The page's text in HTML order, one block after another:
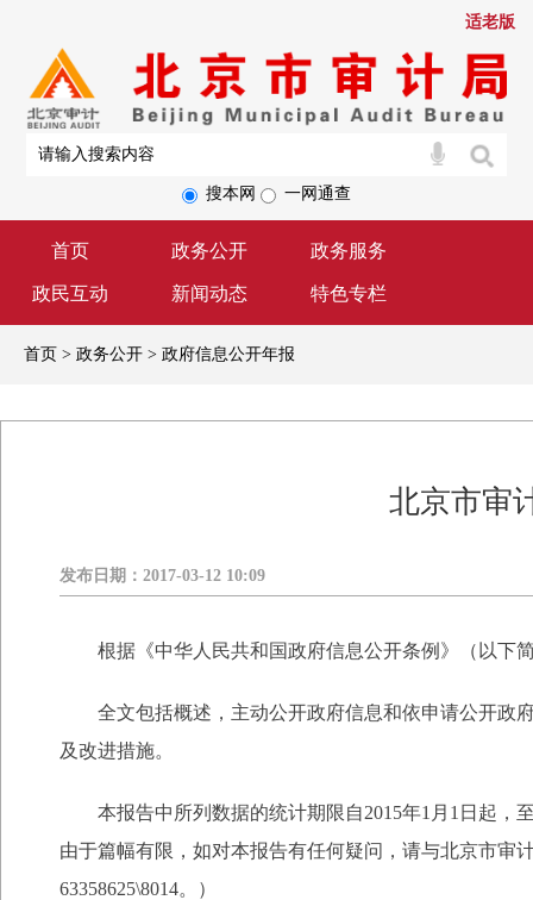
适老版
首页 政务公开 政务服务
政民互动 新闻动态 特色专栏
搜本网 一网通查
首页 > 政务公开 > 政府信息公开年报
北京市审
发布日期： 2017-03-12 10:09
根据《中华人民共和国政府信息公开条例》（以下简
全文包括概述，主动公开政府信息和依申请公开政府
及改进措施。
本报告中所列数据的统计期限自2015年1月1日起，至
由于篇幅有限，如对本报告有任何疑问，请与北京市审
63358625\8014。）